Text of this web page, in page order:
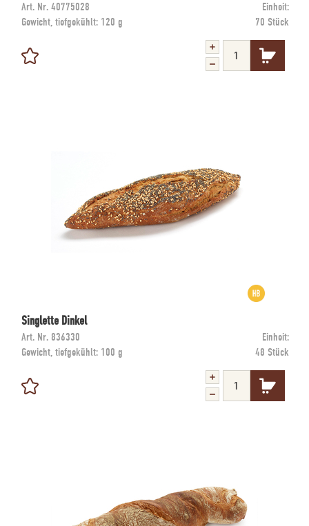
Art. Nr. 40775028
Einheit:
Gewicht, tiefgekühlt: 120 g 70 Stück
Singlette Dinkel
Art. Nr. 836330
Einheit:
Gewicht, tiefgekühlt: 100 g 48 Stück